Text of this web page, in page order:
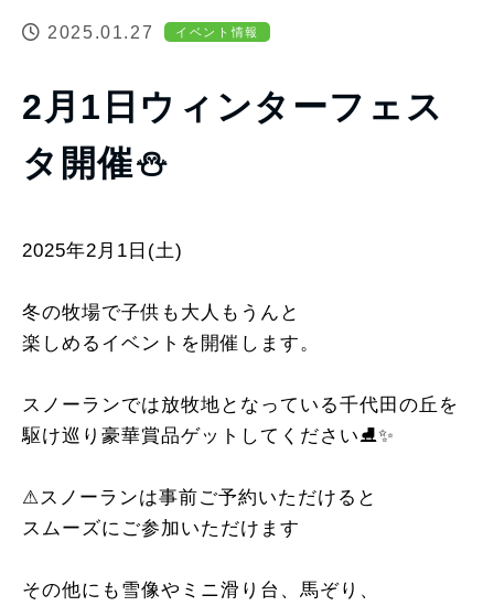
2025.01.27 イベント情報
2月1日ウィンターフェス
タ開催⛄️
2025年2月1日(土)
冬の牧場で子供も大人もうんと
楽しめるイベントを開催します。
スノーランでは放牧地となっている千代田の丘を
駆け巡り豪華賞品ゲットしてください⛸️✨
⚠︎スノーランは事前ご予約いただけると
スムーズにご参加いただけます
その他にも雪像やミニ滑り台、馬ぞり、